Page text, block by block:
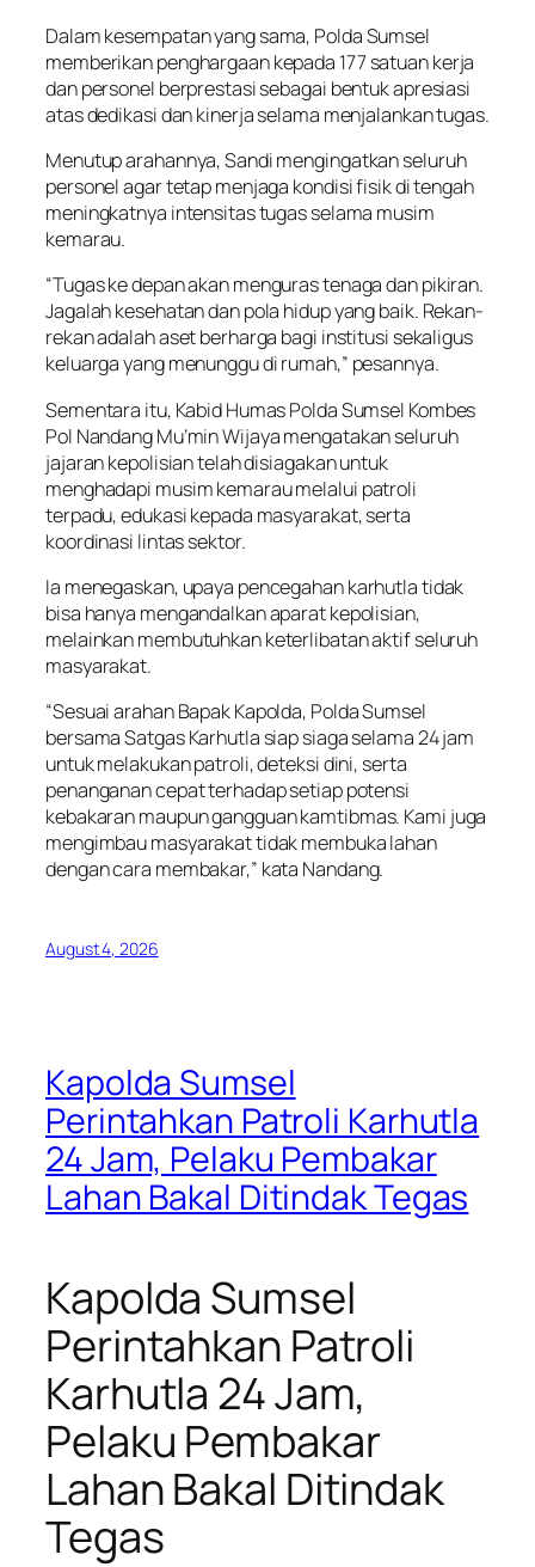
Dalam kesempatan yang sama, Polda Sumsel
memberikan penghargaan kepada 177 satuan kerja
dan personel berprestasi sebagai bentuk apresiasi
atas dedikasi dan kinerja selama menjalankan tugas.
Menutup arahannya, Sandi mengingatkan seluruh
personel agar tetap menjaga kondisi fisik di tengah
meningkatnya intensitas tugas selama musim
kemarau.
“Tugas ke depan akan menguras tenaga dan pikiran.
Jagalah kesehatan dan pola hidup yang baik. Rekan-
rekan adalah aset berharga bagi institusi sekaligus
keluarga yang menunggu di rumah,” pesannya.
Sementara itu, Kabid Humas Polda Sumsel Kombes
Pol Nandang Mu’min Wijaya mengatakan seluruh
jajaran kepolisian telah disiagakan untuk
menghadapi musim kemarau melalui patroli
terpadu, edukasi kepada masyarakat, serta
koordinasi lintas sektor.
Ia menegaskan, upaya pencegahan karhutla tidak
bisa hanya mengandalkan aparat kepolisian,
melainkan membutuhkan keterlibatan aktif seluruh
masyarakat.
“Sesuai arahan Bapak Kapolda, Polda Sumsel
bersama Satgas Karhutla siap siaga selama 24 jam
untuk melakukan patroli, deteksi dini, serta
penanganan cepat terhadap setiap potensi
kebakaran maupun gangguan kamtibmas. Kami juga
mengimbau masyarakat tidak membuka lahan
dengan cara membakar,” kata Nandang.
August 4, 2026
Kapolda Sumsel
Perintahkan Patroli Karhutla
24 Jam, Pelaku Pembakar
Lahan Bakal Ditindak Tegas
Kapolda Sumsel
Perintahkan Patroli
Karhutla 24 Jam,
Pelaku Pembakar
Lahan Bakal Ditindak
Tegas